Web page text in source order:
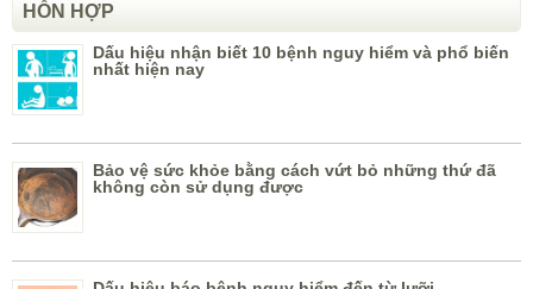
HỖN HỢP
Dấu hiệu nhận biết 10 bệnh nguy hiểm và phổ biến
nhất hiện nay
Bảo vệ sức khỏe bằng cách vứt bỏ những thứ đã
không còn sử dụng được